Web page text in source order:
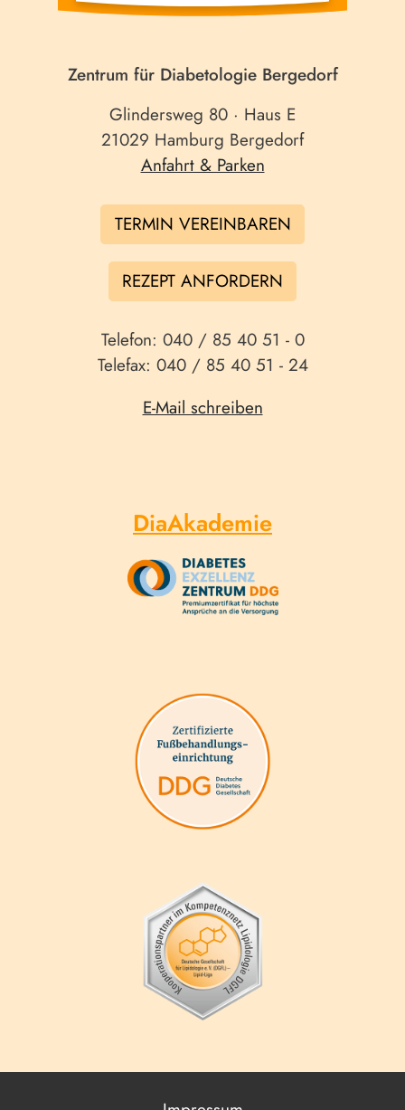
Zentrum für Diabetologie Bergedorf
Glindersweg 80 · Haus E
21029 Hamburg Bergedorf
Anfahrt & Parken
TERMIN VEREINBAREN
REZEPT ANFORDERN
Telefon: 040 / 85 40 51 - 0
Telefax: 040 / 85 40 51 - 24
E-Mail schreiben
DiaAkademie